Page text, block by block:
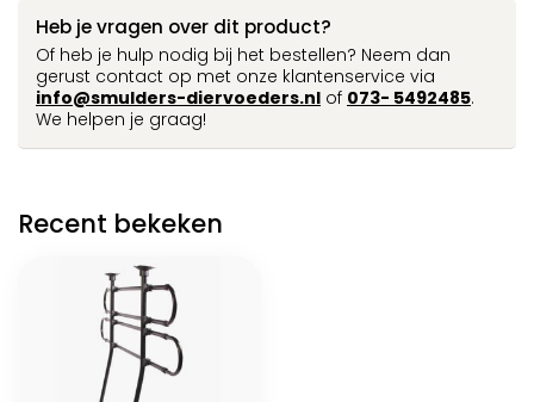
Heb je vragen over dit product?
Of heb je hulp nodig bij het bestellen? Neem dan
gerust contact op met onze klantenservice via
info@smulders-diervoeders.nl of 073- 5492485.
We helpen je graag!
Recent bekeken